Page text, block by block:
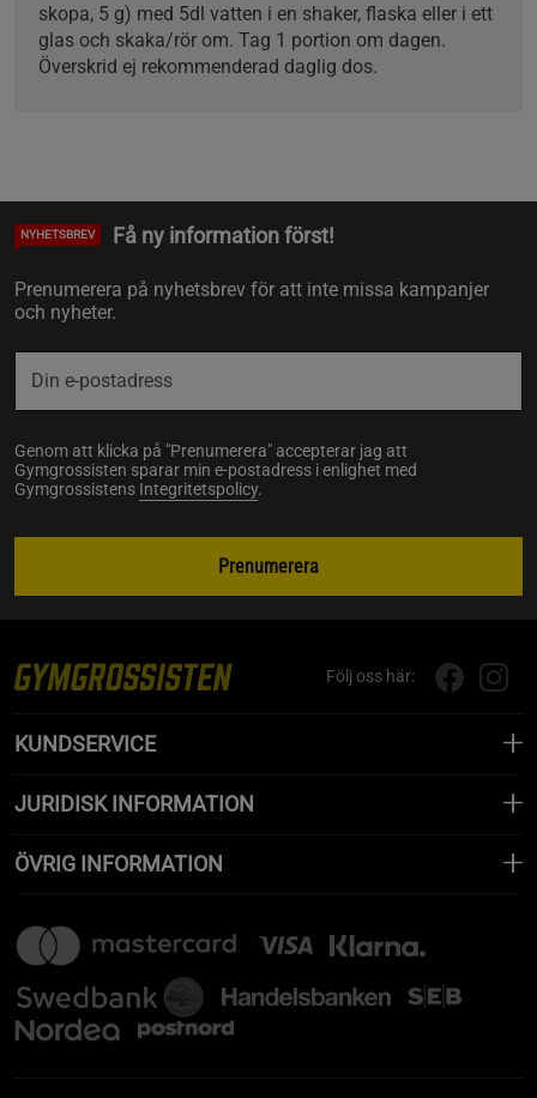
skopa, 5 g) med 5dl vatten i en shaker, flaska eller i ett
glas och skaka/rör om. Tag 1 portion om dagen.
Överskrid ej rekommenderad daglig dos.
NYHETSBREV Få ny information först!
Prenumerera på nyhetsbrev för att inte missa kampanjer
och nyheter.
Genom att klicka på "Prenumerera" accepterar jag att
Gymgrossisten sparar min e-postadress i enlighet med
Gymgrossistens Integritetspolicy.
Prenumerera
Följ oss här:
KUNDSERVICE
JURIDISK INFORMATION
ÖVRIG INFORMATION